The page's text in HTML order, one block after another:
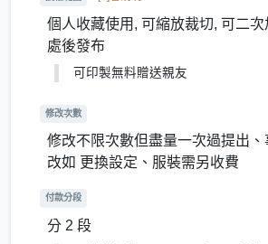
個人收藏使用, 可縮放裁切, 可二
處後發布
可印製無料贈送親友
修改次數
修改不限次數但盡量一次過提出
改如 更換設定、服裝需另收費
付款分段
分 2 段